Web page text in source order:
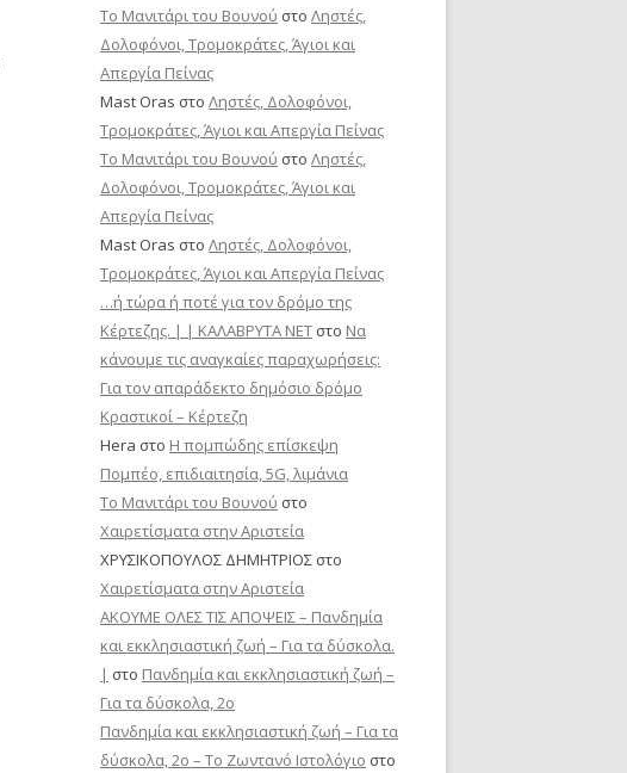
Το Μανιτάρι του Βουνού στο Ληστές,
Δολοφόνοι, Τρομοκράτες, Άγιοι και
Απεργία Πείνας
Mast Oras στο Ληστές, Δολοφόνοι,
Τρομοκράτες, Άγιοι και Απεργία Πείνας
Το Μανιτάρι του Βουνού στο Ληστές,
Δολοφόνοι, Τρομοκράτες, Άγιοι και
Απεργία Πείνας
Mast Oras στο Ληστές, Δολοφόνοι,
Τρομοκράτες, Άγιοι και Απεργία Πείνας
…ή τώρα ή ποτέ για τον δρόμο της
Κέρτεζης. | | ΚΑΛΑΒΡΥΤΑ ΝΕΤ στο Να
κάνουμε τις αναγκαίες παραχωρήσεις:
Για τον απαράδεκτο δημόσιο δρόμο
Κραστικοί – Κέρτεζη
Hera στο Η πομπώδης επίσκεψη
Πομπέο, επιδιαιτησία, 5G, λιμάνια
Το Μανιτάρι του Βουνού στο
Χαιρετίσματα στην Αριστεία
ΧΡΥΣΙΚΟΠΟΥΛΟΣ ΔΗΜΗΤΡΙΟΣ στο
Χαιρετίσματα στην Αριστεία
ΑΚΟΥΜΕ ΟΛΕΣ ΤΙΣ ΑΠΟΨΕΙΣ – Πανδημία
και εκκλησιαστική ζωή – Για τα δύσκολα.
| στο Πανδημία και εκκλησιαστική ζωή –
Για τα δύσκολα, 2ο
Πανδημία και εκκλησιαστική ζωή – Για τα
δύσκολα, 2ο – Το Zωντανό Iστολόγιο στο